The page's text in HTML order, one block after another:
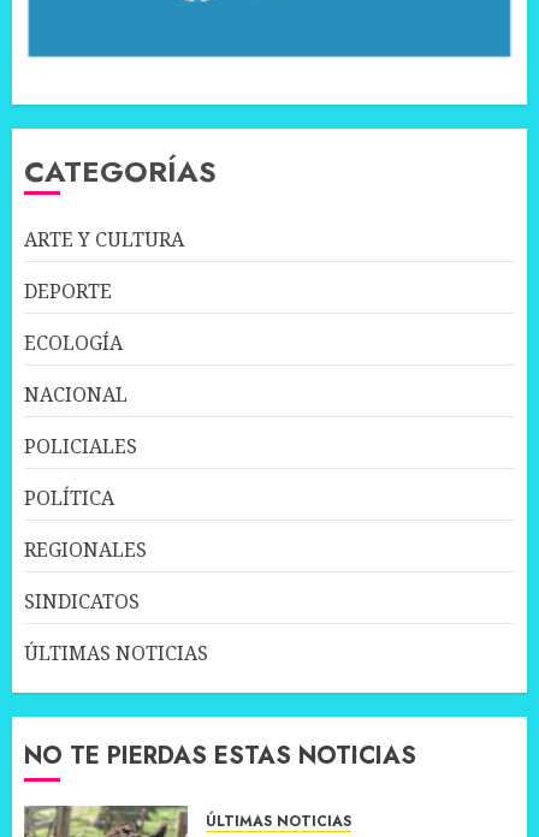
CATEGORÍAS
ARTE Y CULTURA
DEPORTE
ECOLOGÍA
NACIONAL
POLICIALES
POLÍTICA
REGIONALES
SINDICATOS
ÚLTIMAS NOTICIAS
NO TE PIERDAS ESTAS NOTICIAS
ÚLTIMAS NOTICIAS